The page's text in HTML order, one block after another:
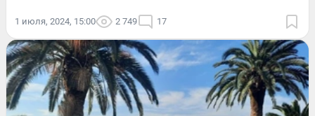
1 июля, 2024, 15:00 2 749 17